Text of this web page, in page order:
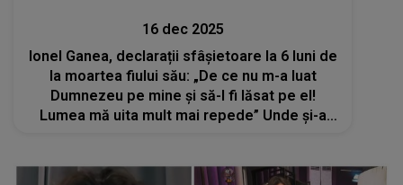
16 dec 2025
Ionel Ganea, declarații sfâșietoare la 6 luni de
la moartea fiului său: „De ce nu m-a luat
Dumnezeu pe mine și să-l fi lăsat pe el!
Lumea mă uita mult mai repede” Unde și-a